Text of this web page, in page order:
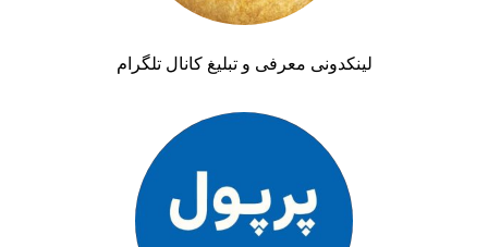
لینکدونی معرفی و تبلیغ کانال تلگرام